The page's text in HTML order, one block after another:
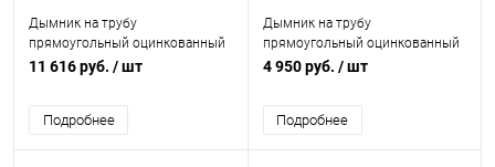
Дымник на трубу
прямоугольный оцинкованный
с полимерным покрытием до
11 616 руб. / шт
Подробнее
Дымник на трубу
прямоугольный оцинкованный
с полимерным покрытием до
4 950 руб. / шт
Подробнее